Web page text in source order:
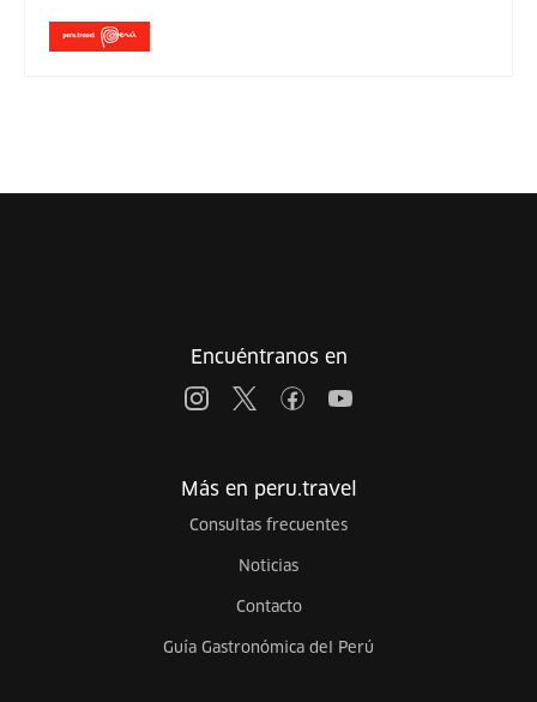
Encuéntranos en
Más en peru.travel
Consultas frecuentes
Noticias
Contacto
Guía Gastronómica del Perú